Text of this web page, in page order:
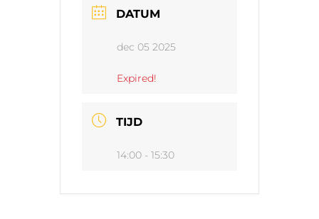
DATUM
dec 05 2025
Expired!
TIJD
14:00 - 15:30